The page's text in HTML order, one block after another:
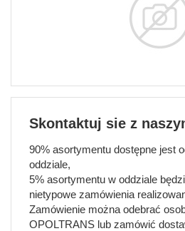
Skontaktuj sie z
90% asortymentu dostępne jest
oddziale,
5% asortymentu w oddziale
nietypowe zamówienia
Zamówienie można odebrać
OPOLTRANS lub zamówić